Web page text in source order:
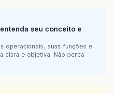
seu conceito e
operacionais, suas funções e
clara e objetiva. Não perca